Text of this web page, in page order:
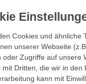
EU-Verantwortlicher
Farben
Cookies und ähnliche
unserer Webseite
oder Zugriffe auf unsere
mit Dritten, die wir in den
kann mit